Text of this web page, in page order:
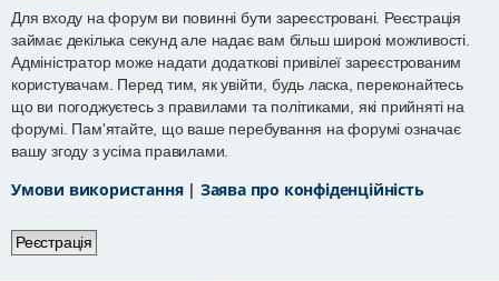
Для входу на форум ви повинні бути зареєстровані. Реєстрація
займає декілька секунд але надає вам більш широкі можливості.
Адміністратор може надати додаткові привілеї зареєстрованим
користувачам. Перед тим, як увійти, будь ласка, переконайтесь
що ви погоджуєтесь з правилами та політиками, які прийняті на
форумі. Пам'ятайте, що ваше перебування на форумі означає
вашу згоду з усіма правилами.
Умови використання| Заява про конфіденційність
Реєстрація